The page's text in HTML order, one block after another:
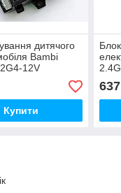
дитячого
Bambi
12V
Купити
637